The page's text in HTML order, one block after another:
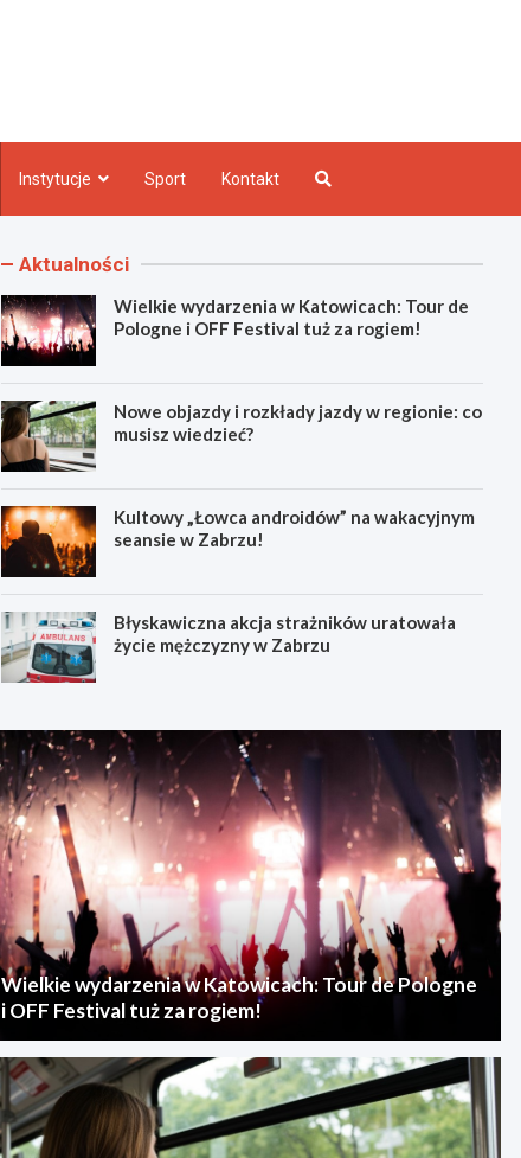
Instytucje Sport Kontakt
Aktualności
Wielkie wydarzenia w Katowicach: Tour de
Pologne i OFF Festival tuż za rogiem!
Nowe objazdy i rozkłady jazdy w regionie: co
musisz wiedzieć?
Kultowy „Łowca androidów” na wakacyjnym
seansie w Zabrzu!
Błyskawiczna akcja strażników uratowała
życie mężczyzny w Zabrzu
Wielkie wydarzenia w Katowicach: Tour de Pologne
i OFF Festival tuż za rogiem!